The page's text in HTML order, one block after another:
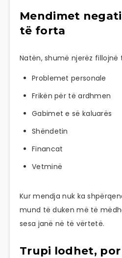
Mendimet
të forta
Natën, shumë njerëz fillojnë
Problemet personale
Frikën për të ardhmen
Gabimet e së kaluarës
Shëndetin
Financat
Vetminë
Kur mendja nuk ka
mund të duken më të
sesa janë në të vërtetë.
Trupi lodhet,